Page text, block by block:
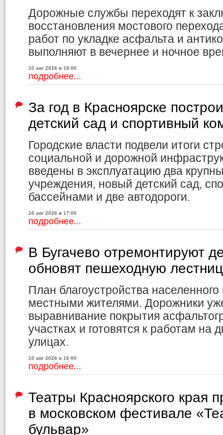
Дорожные службы переходят к
восстановления мостового
работ по укладке асфальта и
выполняют в вечернее и ночное
10 авг 2026 в 18:00
подробнее...
За год в Красноярске
детский сад и спортивный
Городские власти подвели итоги
социальной и дорожной
введены в эксплуатацию два
учреждения, новый детский сад,
бассейнами и две автодороги.
10 авг 2026 в 17:00
подробнее...
В Бугачево отремонтируют
обновят пешеходную
План благоустройства населенного
местными жителями. Дорожники
выравнивание покрытия
участках и готовятся к работам на
улицах.
10 авг 2026 в 16:00
подробнее...
Театры Красноярского края
в московском фестивале
бульвар»